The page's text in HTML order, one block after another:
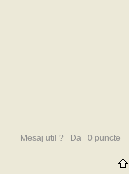
Mesaj util ? Da 0 puncte